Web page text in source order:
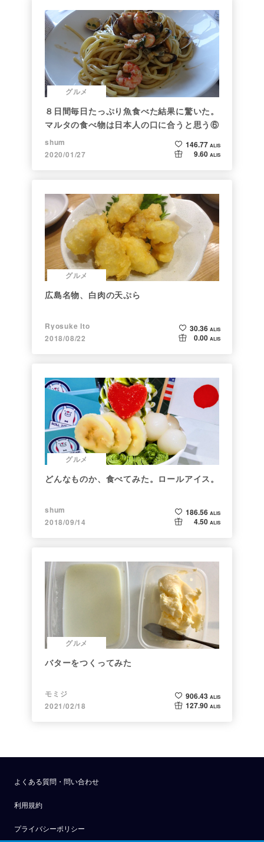
グルメ
８日間毎日たっぷり魚食べた結果に驚いた。
マルタの食べ物は日本人の口に合うと思う⑥
shum
2020/01/27
146.77 ALIS
9.60 ALIS
グルメ
広島名物、白肉の天ぷら
Ryosuke Ito
2018/08/22
30.36 ALIS
0.00 ALIS
グルメ
どんなものか、食べてみた。ロールアイス。
shum
2018/09/14
186.56 ALIS
4.50 ALIS
グルメ
バターをつくってみた
モミジ
2021/02/18
906.43 ALIS
127.90 ALIS
よくある質問・問い合わせ
利用規約
プライバシーポリシー